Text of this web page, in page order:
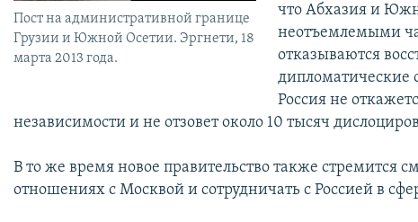
Пост на административной границе
Грузии и Южной Осетии. Эргнети, 18
марта 2013 года.
что Абхазия и
неотъемлемыми
отказываются
дипломатические
Россия не
независимости и не отзовет около 10 тысяч
В то же время новое правительство также стремится
отношениях с Москвой и сотрудничать с Россией в